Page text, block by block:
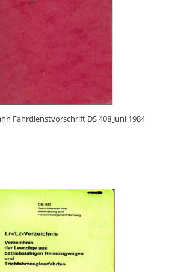
Fahrdienstvorschrift DS 408 Juni 1984